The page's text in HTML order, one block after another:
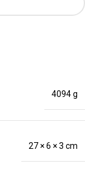
4094 g
27 × 6 × 3 cm